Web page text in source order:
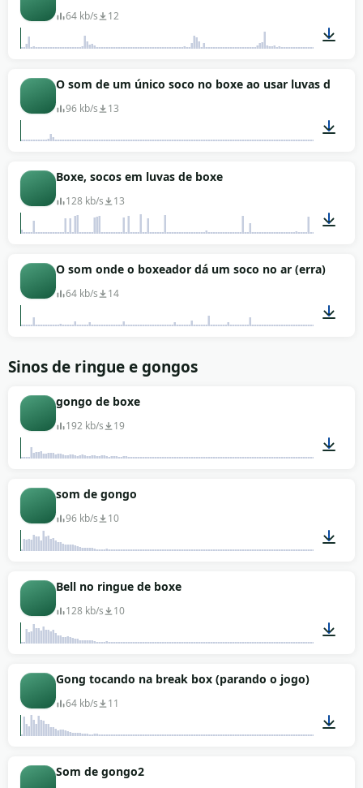
64 kb/s 12
00:07
O som de um único soco no boxe ao usar luvas de
96 kb/s 13
Boxe, socos em luvas de boxe
128 kb/s 13
00:38
O som onde o boxeador dá um soco no ar (erra)
64 kb/s 14
Sinos de ringue e gongos
gongo de boxe
192 kb/s 19
som de gongo
96 kb/s 10
Bell no ringue de boxe
128 kb/s 10
00:09
Gong tocando na break box (parando o jogo)
64 kb/s 11
Som de gongo2